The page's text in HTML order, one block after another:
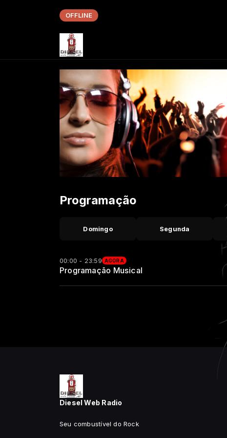
OFFLINE
Programação
Domingo Segunda
00:00 - 23:59 AGORA
Programação Musical
Diesel Web Radio
Seu combustível do Rock